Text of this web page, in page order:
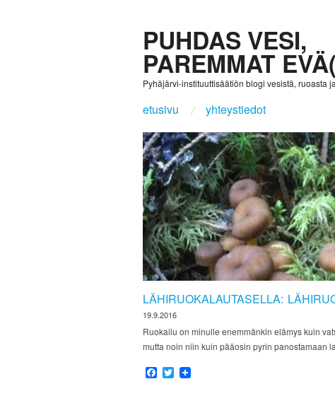
PUHDAS VESI,
PAREMMAT
Pyhäjärvi-instituuttisäätiön blogi vesistä, ruoasta
etusivu yhteystiedot
LÄHIRUOKALAUTASELLA:
19.9.2016
Ruokailu on minulle enemmänkin elämys kuin
mutta noin niin kuin pääosin pyrin panostamaan
Facebook
Twitter